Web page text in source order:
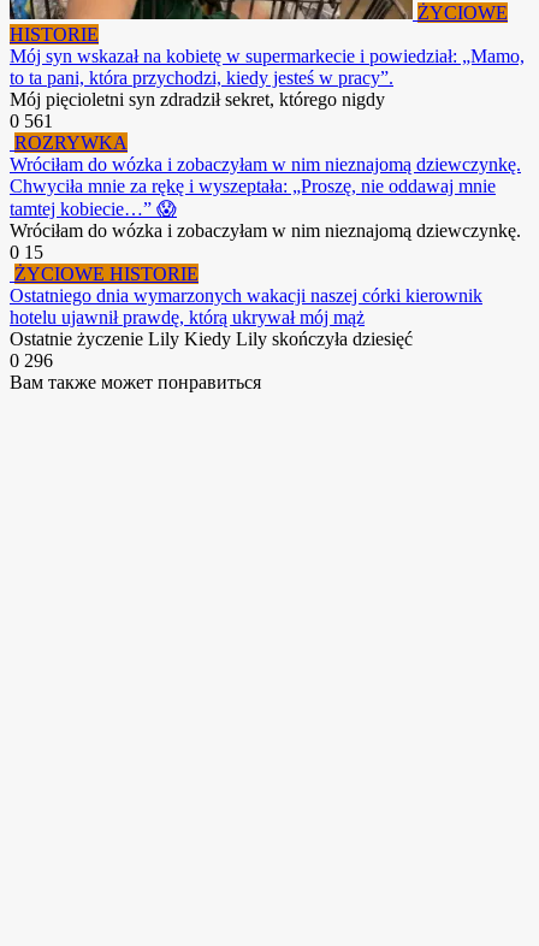
ŻYCIOWE
HISTORIE
Mój syn wskazał na kobietę w supermarkecie i powiedział: „Mamo,
to ta pani, która przychodzi, kiedy jesteś w pracy”.
Mój pięcioletni syn zdradził sekret, którego nigdy
0 561
ROZRYWKA
Wróciłam do wózka i zobaczyłam w nim nieznajomą dziewczynkę.
Chwyciła mnie za rękę i wyszeptała: „Proszę, nie oddawaj mnie
tamtej kobiecie…” 😱
Wróciłam do wózka i zobaczyłam w nim nieznajomą dziewczynkę.
0 15
ŻYCIOWE HISTORIE
Ostatniego dnia wymarzonych wakacji naszej córki kierownik
hotelu ujawnił prawdę, którą ukrywał mój mąż
Ostatnie życzenie Lily Kiedy Lily skończyła dziesięć
0 296
Вам также может понравиться